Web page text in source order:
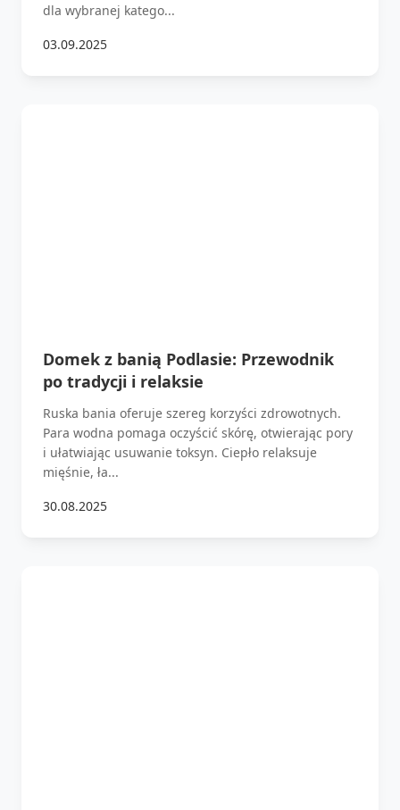
dla wybranej katego...
03.09.2025
Domek z banią Podlasie: Przewodnik
po tradycji i relaksie
Ruska bania oferuje szereg korzyści zdrowotnych.
Para wodna pomaga oczyścić skórę, otwierając pory
i ułatwiając usuwanie toksyn. Ciepło relaksuje
mięśnie, ła...
30.08.2025